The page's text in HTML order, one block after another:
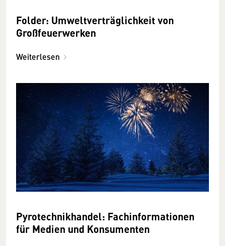
Folder: Umweltverträglichkeit von
Großfeuerwerken
Weiterlesen
Pyrotechnikhandel: Fachinformationen
für Medien und Konsumenten